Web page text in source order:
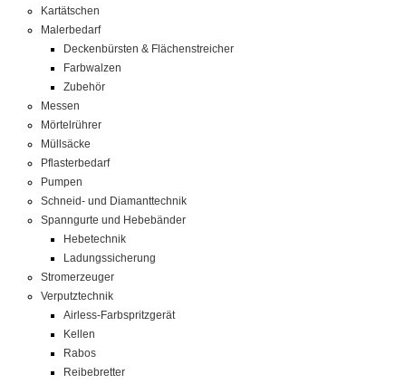
Kartätschen
Malerbedarf
Deckenbürsten & Flächenstreicher
Farbwalzen
Zubehör
Messen
Mörtelrührer
Müllsäcke
Pflasterbedarf
Pumpen
Schneid- und Diamanttechnik
Spanngurte und Hebebänder
Hebetechnik
Ladungssicherung
Stromerzeuger
Verputztechnik
Airless-Farbspritzgerät
Kellen
Rabos
Reibebretter